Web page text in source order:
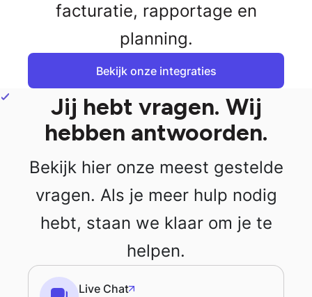
facturatie, rapportage en
planning.
Bekijk onze integraties
Jij hebt vragen. Wij
hebben antwoorden.
Bekijk hier onze meest gestelde
vragen. Als je meer hulp nodig
hebt, staan we klaar om je te
helpen.
Live Chat